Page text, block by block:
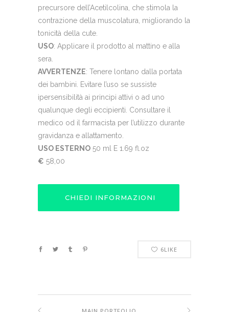
precursore dell’Acetilcolina, che stimola la
contrazione della muscolatura, migliorando la
tonicità della cute.
USO: Applicare il prodotto al mattino e alla
sera.
AVVERTENZE: Tenere lontano dalla portata
dei bambini. Evitare l’uso se sussiste
ipersensibilità ai principi attivi o ad uno
qualunque degli eccipienti. Consultare il
medico od il farmacista per l’utilizzo durante
gravidanza e allattamento.
USO ESTERNO 50 ml E 1.69 fl.oz
€ 58,00
CHIEDI INFORMAZIONI
6LIKE